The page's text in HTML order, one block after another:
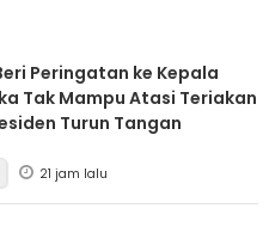
Peringatan ke Kepala
Tak Mampu Atasi Teriakan
Turun Tangan
21 jam lalu